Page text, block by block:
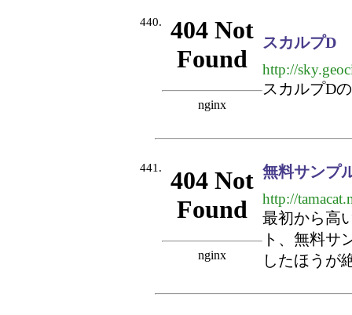
440.
スカルプD
http://
スカルプD
441. 無料サンプ
http://
最初から高
ト、無料サ
したほうが